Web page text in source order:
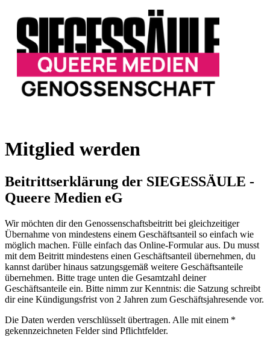
Mitglied werden
Beitrittserklärung der SIEGESSÄULE -
Queere Medien eG
Wir möchten dir den Genossenschaftsbeitritt bei gleichzeitiger
Übernahme von mindestens einem Geschäftsanteil so einfach wie
möglich machen. Fülle einfach das Online-Formular aus. Du musst
mit dem Beitritt mindestens einen Geschäftsanteil übernehmen, du
kannst darüber hinaus satzungsgemäß weitere Geschäftsanteile
übernehmen. Bitte trage unten die Gesamtzahl deiner
Geschäftsanteile ein. Bitte nimm zur Kenntnis: die Satzung schreibt
dir eine Kündigungsfrist von 2 Jahren zum Geschäftsjahresende vor.
Die Daten werden verschlüsselt übertragen. Alle mit einem *
gekennzeichneten Felder sind Pflichtfelder.